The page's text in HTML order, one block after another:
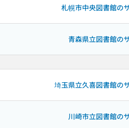
札幌市中央図書館の
青森県立図書館の
埼玉県立久喜図書館の
川崎市立図書館の